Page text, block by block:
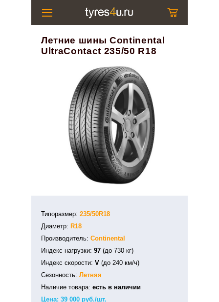
Летние шины Continental
UltraContact 235/50 R18
Типоразмер: 235/50R18
Диаметр: R18
Производитель: Continental
Индекс нагрузки: 97 (до 730 кг)
Индекс скорости: V (до 240 км/ч)
Сезонность: Летняя
Наличие товара: есть в наличии
Цена: 39 000 руб./шт.